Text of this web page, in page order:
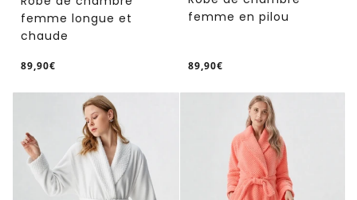
femme longue et
chaude
89,90€
normal
/
PRIX
femme en pilou
89,90€
normal
/
PRIX